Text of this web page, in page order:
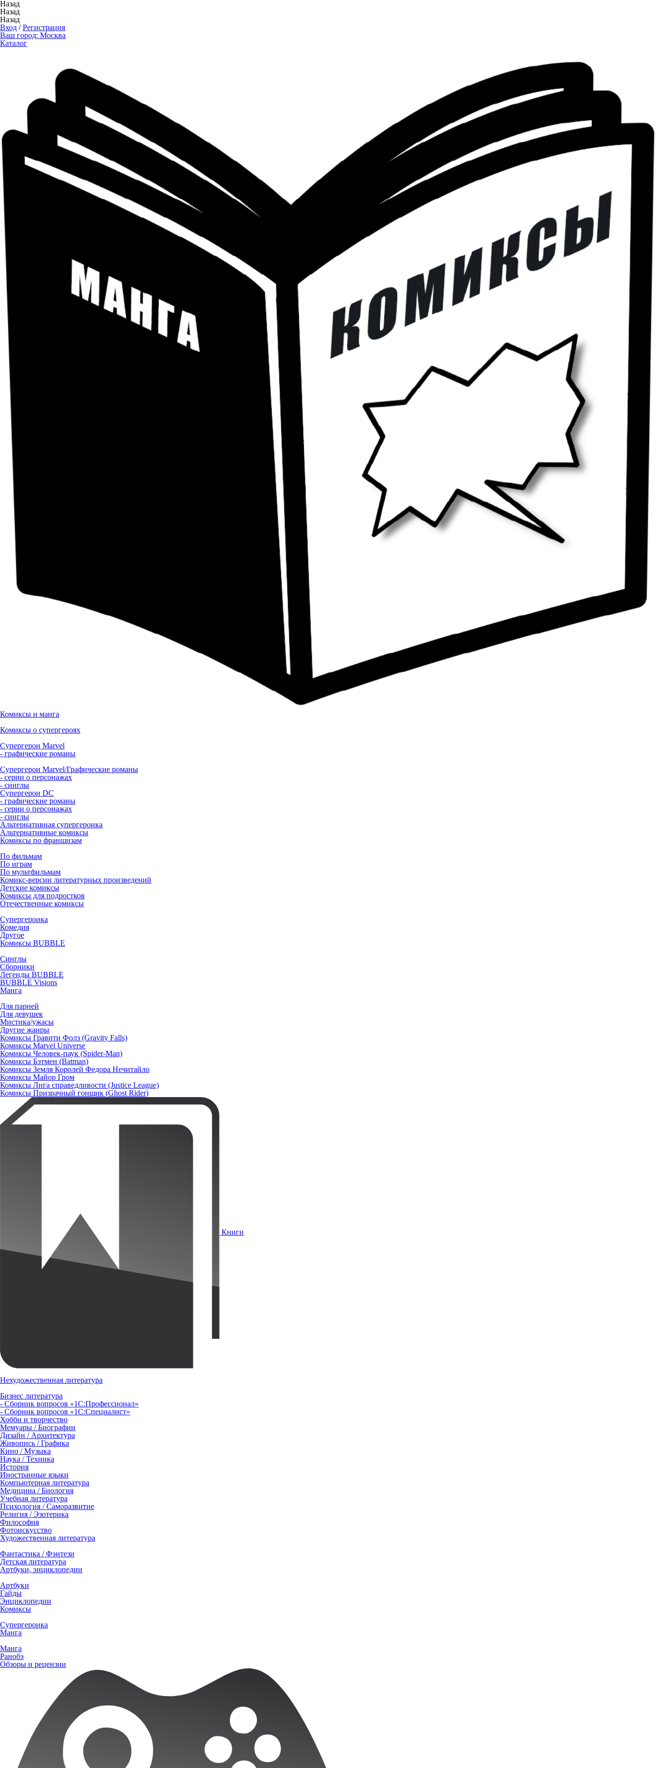
Назад
Назад
Назад
Вход /Регистрация
Ваш город: Москва
Каталог
Комиксы и манга
Комиксы о супергероях
Супергерои Marvel
- графические романы
Супергерои Marvel/Графические романы
- серии о персонажах
- синглы
Супергерои DC
- графические романы
- серии о персонажах
- синглы
Альтернативная супергероика
Альтернативные комиксы
Комиксы по франшизам
По фильмам
По играм
По мультфильмам
Комикс-версии литературных произведений
Детские комиксы
Комиксы для подростков
Отечественные комиксы
Супергероика
Комедия
Другое
Комиксы BUBBLE
Синглы
Сборники
Легенды BUBBLE
BUBBLE Visions
Манга
Для парней
Для девушек
Мистика/ужасы
Другие жанры
Комиксы Гравити Фолз (Gravity Falls)
Комиксы Marvel Universe
Комиксы Человек-паук (Spider-Man)
Комиксы Бэтмен (Batman)
Комиксы Земля Королей Федора Нечитайло
Комиксы Майор Гром
Комиксы Лига справедливости (Justice League)
Комиксы Призрачный гонщик (Ghost Rider)
Книги
Нехудожественная литература
Бизнес литература
- Сборник вопросов «1С:Профессионал»
- Сборник вопросов «1С:Специалист»
Хобби и творчество
Мемуары / Биографии
Дизайн / Архитектура
Живопись / Графика
Кино / Музыка
Наука / Техника
История
Иностранные языки
Компьютерная литература
Медицина / Биология
Учебная литература
Психология / Саморазвитие
Религия / Эзотерика
Философия
Фотоискусство
Художественная литература
Фантастика / Фэнтези
Детская литература
Артбуки, энциклопедии
Артбуки
Гайды
Энциклопедии
Комиксы
Супергероика
Манга
Манга
Ранобэ
Обзоры и рецензии